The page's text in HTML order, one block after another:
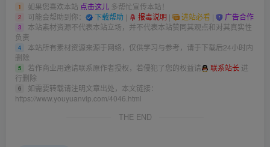
1 如果您喜欢本站 点击这儿 多帮忙宣传本站！
2 可能会帮助到你： 下载帮助 | 报毒说明 | 进站必看 | 广告合作
3
本站素材资源不代表本站立场，并不代表本站赞同其观点和对其真实性
负责
4
本站所有素材资源来源于网络，仅供学习与参考，请于下载后24小时内
删除
5 若作商业用途请联系原作者授权，若侵犯了您的权益请 联系站长 进
行删除
6
如需要转载请注明文章出处，本文链接：
https://www.youyuanvip.com/4046.html
THE END